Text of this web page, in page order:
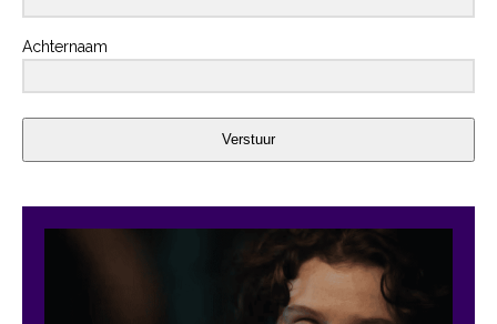
Achternaam
Verstuur